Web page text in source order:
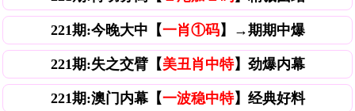
221期:今晚大中【一肖①码】→期期中爆
221期:失之交臂【美丑肖中特】劲爆内幕
221期:澳门内幕【一波稳中特】经典好料